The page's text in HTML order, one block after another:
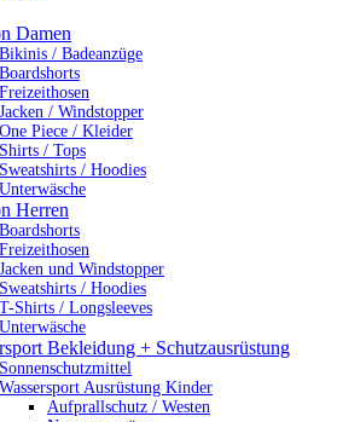
Damen
Bikinis / Badeanzüge
Boardshorts
Freizeithosen
Jacken / Windstopper
One Piece / Kleider
Shirts / Tops
Sweatshirts / Hoodies
Unterwäsche
Herren
Boardshorts
Freizeithosen
Jacken und Windstopper
Sweatshirts / Hoodies
T-Shirts / Longsleeves
Unterwäsche
Bekleidung + Schutzausrüstung
Sonnenschutzmittel
Wassersport Ausrüstung Kinder
Aufprallschutz / Westen